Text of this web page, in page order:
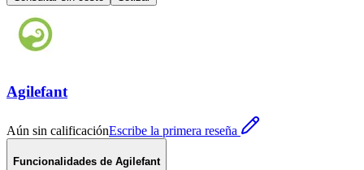
Agilefant
Aún sin calificaciónEscribe la primera reseña
Funcionalidades de Agilefant